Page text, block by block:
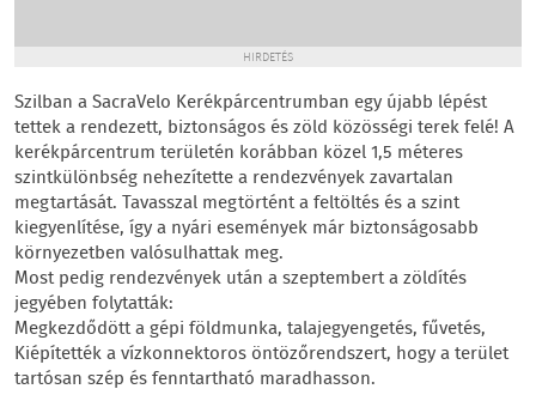
HIRDETÉS
Szilban a SacraVelo Kerékpárcentrumban egy újabb lépést
tettek a rendezett, biztonságos és zöld közösségi terek felé! A
kerékpárcentrum területén korábban közel 1,5 méteres
szintkülönbség nehezítette a rendezvények zavartalan
megtartását. Tavasszal megtörtént a feltöltés és a szint
kiegyenlítése, így a nyári események már biztonságosabb
környezetben valósulhattak meg.
Most pedig rendezvények után a szeptembert a zöldítés
jegyében folytatták:
Megkezdődött a gépi földmunka, talajegyengetés, fűvetés,
Kiépítették a vízkonnektoros öntözőrendszert, hogy a terület
tartósan szép és fenntartható maradhasson.